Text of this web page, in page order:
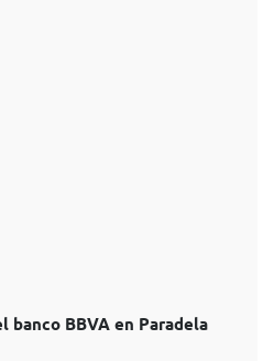
banco BBVA en Paradela